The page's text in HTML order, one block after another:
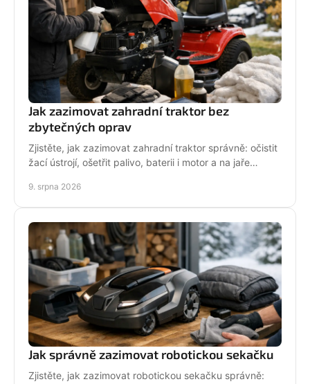
Jak zazimovat zahradní traktor bez
zbytečných oprav
Zjistěte, jak zazimovat zahradní traktor správně: očistit
žací ústrojí, ošetřit palivo, baterii i motor a na jaře
9. srpna 2026
Jak správně zazimovat robotickou sekačku
Zjistěte, jak zazimovat robotickou sekačku správně: